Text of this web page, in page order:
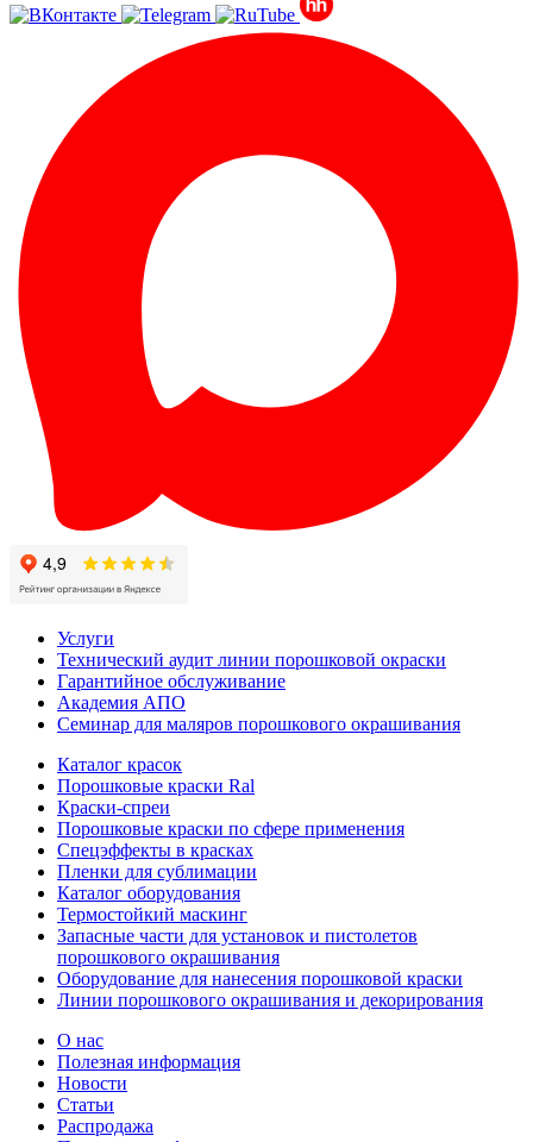
Услуги
Технический аудит линии порошковой окраски
Гарантийное обслуживание
Академия АПО
Семинар для маляров порошкового окрашивания
Каталог красок
Порошковые краски Ral
Краски-спреи
Порошковые краски по сфере применения
Спецэффекты в красках
Пленки для сублимации
Каталог оборудования
Термостойкий маскинг
Запасные части для установок и пистолетов
порошкового окрашивания
Оборудование для нанесения порошковой краски
Линии порошкового окрашивания и декорирования
О нас
Полезная информация
Новости
Статьи
Распродажа